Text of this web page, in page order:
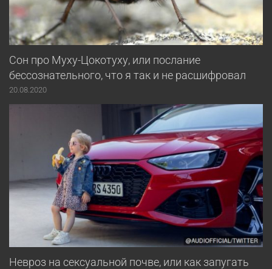
Сон про Муху-Цокотуху, или послание
бессознательного, что я так и не расшифровал
20.08.2020
Невроз на сексуальной почве, или как запугать